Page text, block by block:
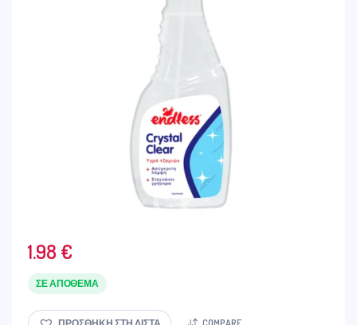
1.98 €
ΣΕ ΑΠΌΘΕΜΑ
ΠΡΟΣΘΉΚΗ ΣΤΗ ΛΊΣΤΑ COMPARE